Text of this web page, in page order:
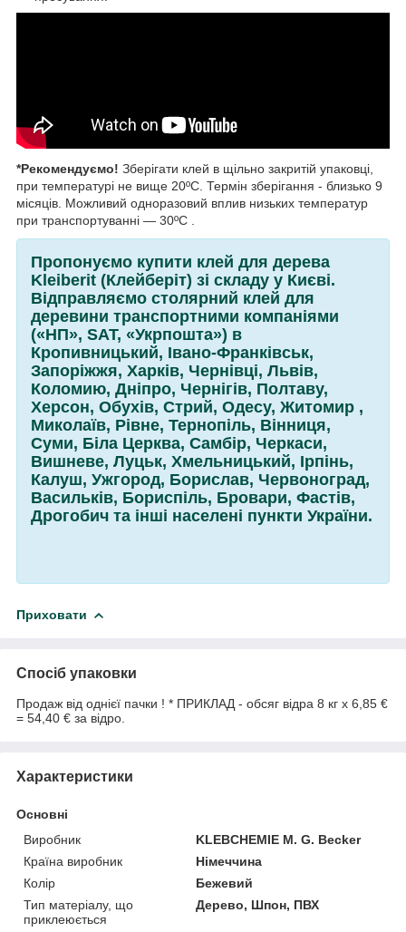
*Рекомендуємо! Зберігати клей в щільно закритій упаковці,
при температурі не вище 20ºC. Термін зберігання - близько 9
місяців. Можливий одноразовий вплив низьких температур
при транспортуванні — 30ºC .
Пропонуємо купити клей для дерева
Kleiberit (Клейберіт) зі складу у Києві.
Відправляємо столярний клей для
деревини транспортними компаніями
(«НП», SАТ, «Укрпошта») в
Кропивницький, Івано-Франківськ,
Запоріжжя, Харків, Чернівці, Львів,
Коломию, Дніпро, Чернігів, Полтаву,
Херсон, Обухів, Стрий, Одесу, Житомир ,
Миколаїв, Рівне, Тернопіль, Вінниця,
Суми, Біла Церква, Самбір, Черкаси,
Вишневе, Луцьк, Хмельницький, Ірпінь,
Калуш, Ужгород, Борислав, Червоноград,
Васильків, Бориспіль, Бровари, Фастів,
Дрогобич та інші населені пункти України.
Приховати
Спосіб упаковки
Продаж від однієї пачки ! * ПРИКЛАД - обсяг відра 8 кг х 6,85 €
= 54,40 € за відро.
Характеристики
Основні
Виробник
KLEBCHEMIE M. G. Becker
Країна виробник
Німеччина
Колір
Бежевий
Тип матеріалу, що
приклеюється
Дерево, Шпон, ПВХ